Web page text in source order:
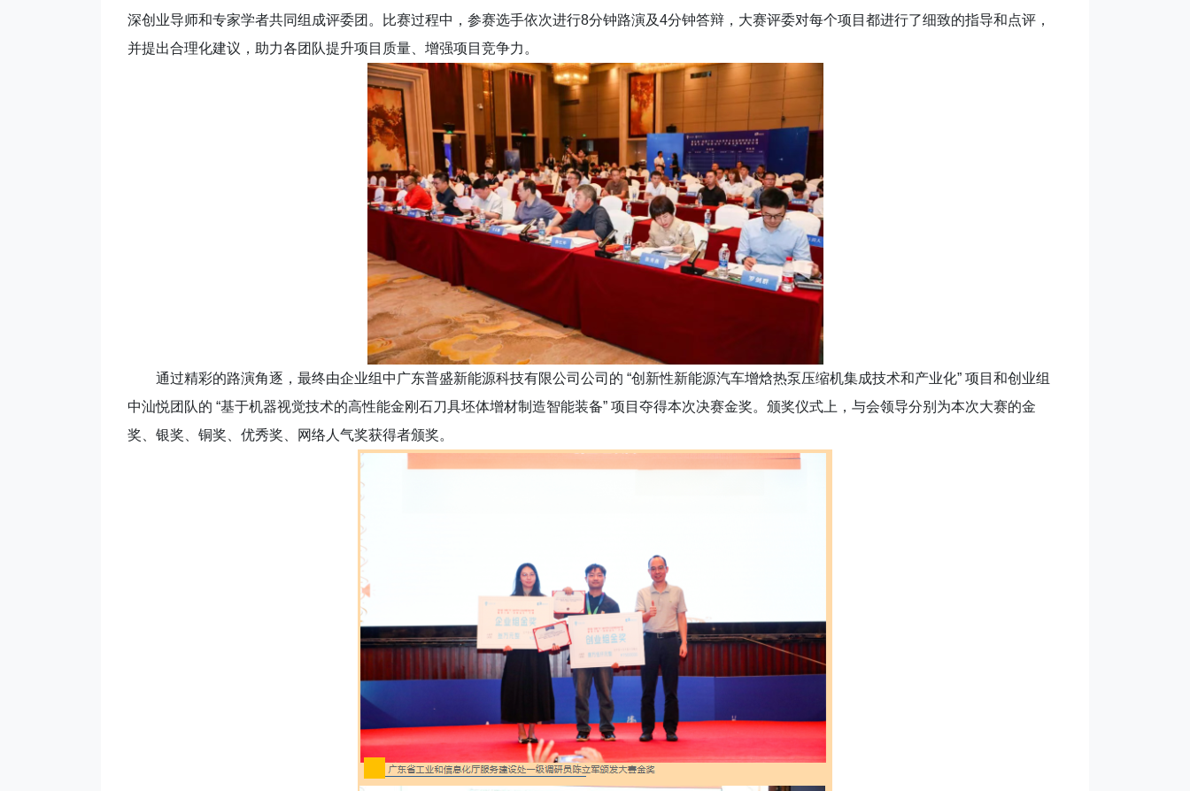
深创业导师和专家学者共同组成评委团。比赛过程中，参赛选手依次进行8分钟路演及4分钟答辩，大赛评委对每个项目都进行了细致的指导和点评，
并提出合理化建议，助力各团队提升项目质量、增强项目竞争力。
通过精彩的路演角逐，最终由企业组中广东普盛新能源科技有限公司公司的 “创新性新能源汽车增焓热泵压缩机集成技术和产业化” 项目和创业组
中汕悦团队的 “基于机器视觉技术的高性能金刚石刀具坯体增材制造智能装备” 项目夺得本次决赛金奖。颁奖仪式上，与会领导分别为本次大赛的金
奖、银奖、铜奖、优秀奖、网络人气奖获得者颁奖。